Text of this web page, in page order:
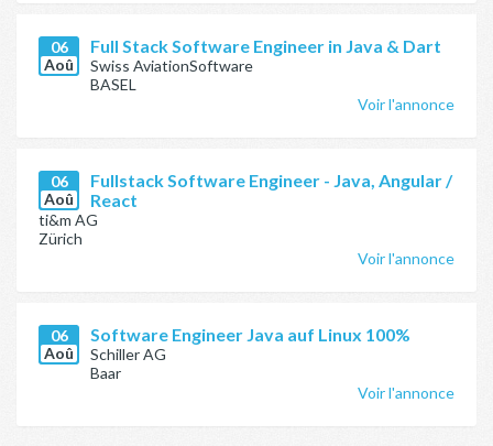
06
Aoû
Full Stack Software Engineer in Java & Dart
Swiss AviationSoftware
BASEL
Voir l'annonce
06
Aoû
Fullstack Software Engineer - Java, Angular /
React
ti&m AG
Zürich
Voir l'annonce
06
Aoû
Software Engineer Java auf Linux 100%
Schiller AG
Baar
Voir l'annonce